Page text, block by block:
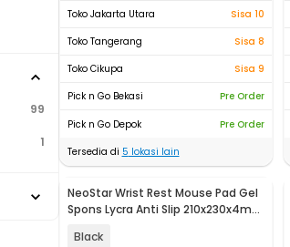
99
1
Toko Jakarta Utara
Sisa 10
Toko Tangerang
Sisa 8
Toko Cikupa
Sisa 9
Pick n Go Bekasi
Pre Order
Pick n Go Depok
Pre Order
Tersedia di 5 lokasi lain
NeoStar Wrist Rest Mouse Pad Gel
Spons Lycra Anti Slip 210x230x4mm
Black